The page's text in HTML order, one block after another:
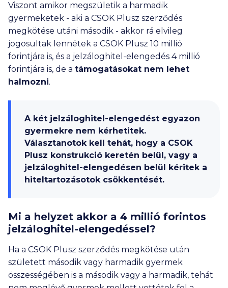
Viszont amikor megszületik a harmadik
gyermeketek - aki a CSOK Plusz szerződés
megkötése utáni második - akkor rá elvileg
jogosultak lennétek a CSOK Plusz 10 millió
forintjára is, és a jelzáloghitel-elengedés 4 millió
forintjára is, de a támogatásokat nem lehet
halmozni.
A két jelzáloghitel-elengedést egyazon
gyermekre nem kérhetitek.
Választanotok kell tehát, hogy a CSOK
Plusz konstrukció keretén belül, vagy a
jelzáloghitel-elengedésen belül kéritek a
hiteltartozásotok csökkentését.
Mi a helyzet akkor a 4 millió forintos
jelzáloghitel-elengedéssel?
Ha a CSOK Plusz szerződés megkötése után
született második vagy harmadik gyermek
összességében is a második vagy a harmadik, tehát